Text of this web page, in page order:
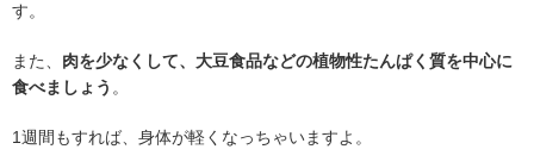
す。
また、 肉を少なくして、大豆食品などの植物性たんぱく質を中心に
食べましょう 。
1週間もすれば、身体が軽くなっちゃいますよ。